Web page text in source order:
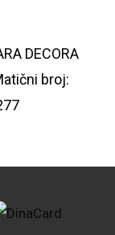
DECORA
broj: